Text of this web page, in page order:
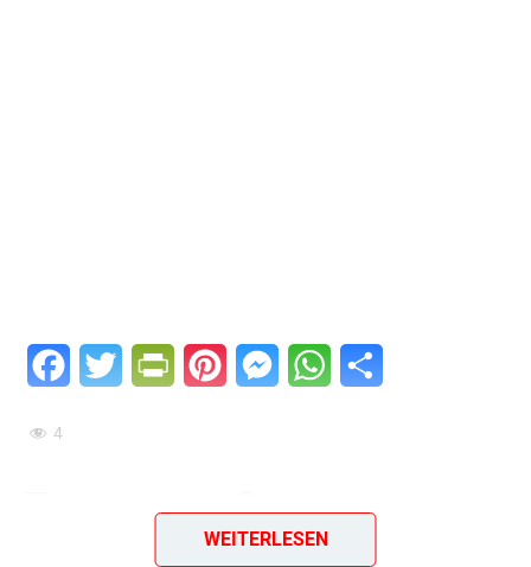
FacebookTwitter PrintFriendly
PinterestMessengerWhatsApp
4
Tomatensoße
WEITERLESEN